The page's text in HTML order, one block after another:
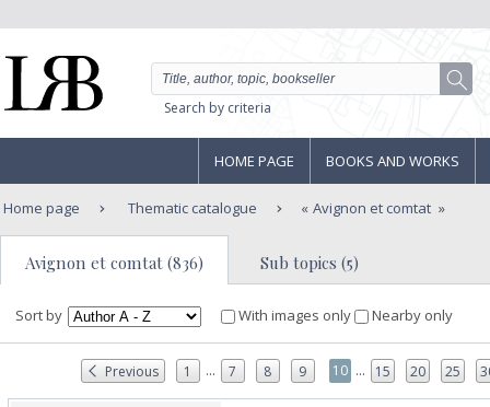
Search by criteria
HOME PAGE BOOKS AND WORKS
Home page Thematic catalogue Avignon et comtat
Avignon et comtat (836) Sub topics (5)
Sort by With images only Nearby only
Previous 1 ... 7 8 9 10 ... 15 20 25